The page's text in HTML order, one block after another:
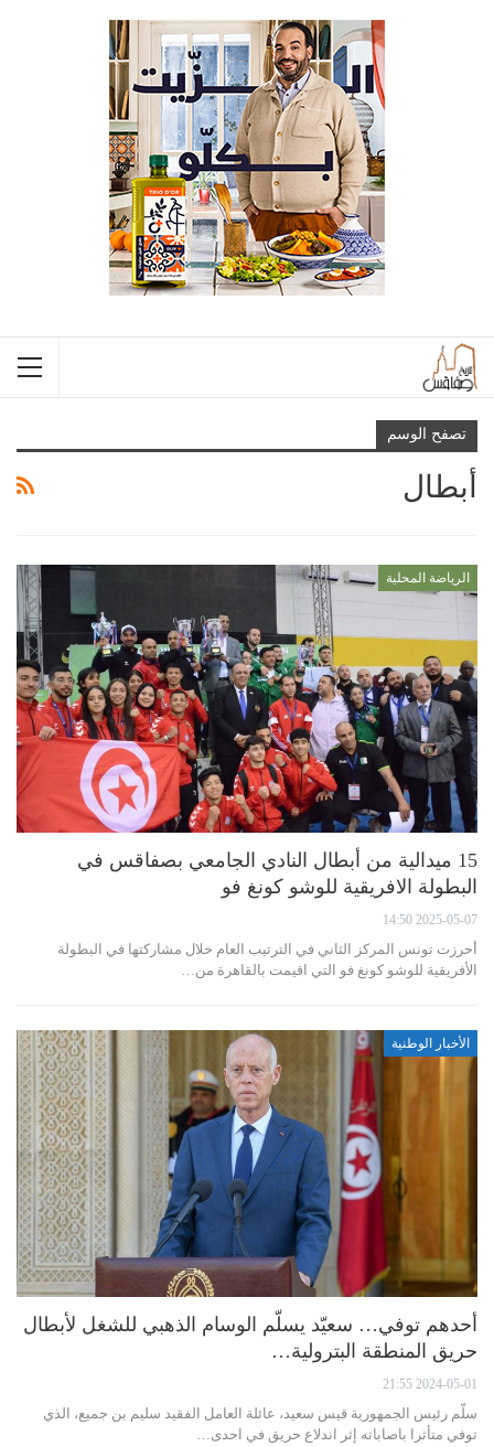
تصفح الوسم
أبطال
الرياضة المحلية
15 ميدالية من أبطال النادي الجامعي بصفاقس في
البطولة الافريقية للوشو كونغ فو
2025-05-07 14:50
أحرزت تونس المركز الثاني في الترتيب العام خلال مشاركتها في البطولة
الأفريقية للوشو كونغ فو التي اقيمت بالقاهرة من…
الأخبار الوطنية
أحدهم توفي… سعيّد يسلّم الوسام الذهبي للشغل لأبطال
حريق المنطقة البترولية…
2024-05-01 21:55
سلّم رئيس الجمهورية قيس سعيد، عائلة العامل الفقيد سليم بن جميع، الذي
توفي متأثرا باصاباته إثر اندلاع حريق في احدى…